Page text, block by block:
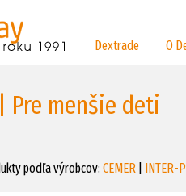
Dextrade O
menšie deti
podľa výrobcov: CEMER INTER-